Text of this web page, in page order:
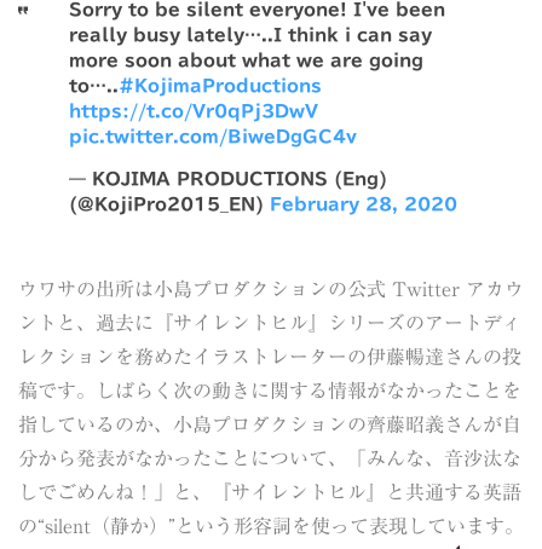
Sorry to be silent everyone! I've been
really busy lately…..I think i can say
more soon about what we are going
to…..#KojimaProductions
https://t.co/Vr0qPj3DwV
pic.twitter.com/BiweDgGC4v
— KOJIMA PRODUCTIONS (Eng)
(@KojiPro2015_EN)
February 28, 2020
ウワサの出所は小島プロダクションの公式 Twitter アカウ
ントと、過去に『サイレントヒル』シリーズのアートディ
レクションを務めたイラストレーターの伊藤暢達さんの投
稿です。しばらく次の動きに関する情報がなかったことを
指しているのか、小島プロダクションの齊藤昭義さんが自
分から発表がなかったことについて、「みんな、音沙汰な
しでごめんね！」と、『サイレントヒル』と共通する英語
の“silent（静か）”という形容詞を使って表現しています。